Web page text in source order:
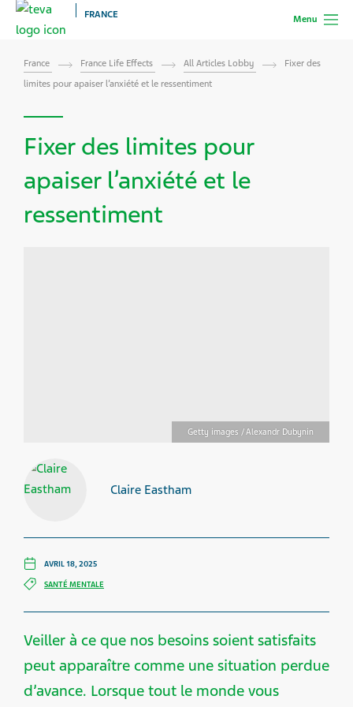
Menu
FRANCE
France France Life Effects All Articles Lobby
Fixer des
limites pour apaiser l’anxiété et le ressentiment
Fixer des limites pour
apaiser l’anxiété et le
ressentiment
Getty images / Alexandr Dubynin
Claire Eastham
AVRIL 18, 2025
SANTÉ MENTALE
Veiller à ce que nos besoins soient satisfaits
peut apparaître comme une situation perdue
d’avance. Lorsque tout le monde vous